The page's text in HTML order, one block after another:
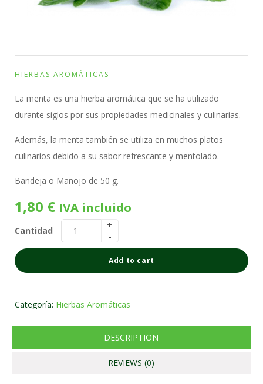
HIERBAS AROMÁTICAS
La menta es una hierba aromática que se ha utilizado
durante siglos por sus propiedades medicinales y culinarias.
Además, la menta también se utiliza en muchos platos
culinarios debido a su sabor refrescante y mentolado.
Bandeja o Manojo de 50 g.
1,80 € IVA incluido
Cantidad
Add to cart
Categoría: Hierbas Aromáticas
DESCRIPTION
REVIEWS (0)